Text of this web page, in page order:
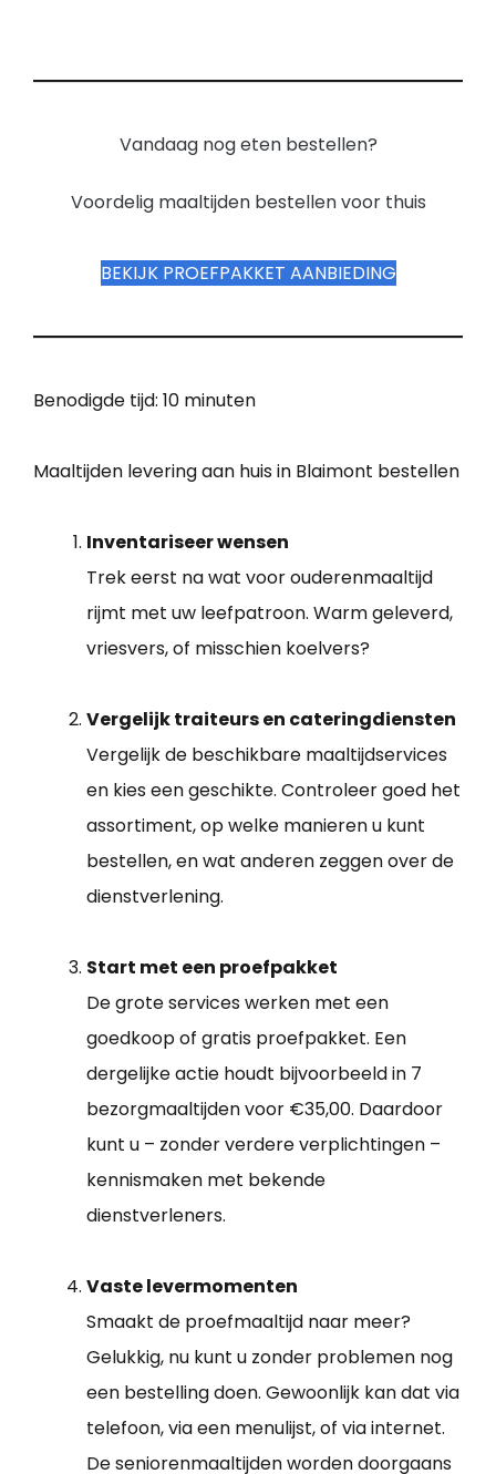
Vandaag nog eten bestellen?
Voordelig maaltijden bestellen voor thuis
BEKIJK PROEFPAKKET AANBIEDING
Benodigde tijd: 10 minuten
Maaltijden levering aan huis in Blaimont bestellen
Inventariseer wensen
Trek eerst na wat voor ouderenmaaltijd
rijmt met uw leefpatroon. Warm geleverd,
vriesvers, of misschien koelvers?
Vergelijk traiteurs en cateringdiensten
Vergelijk de beschikbare maaltijdservices
en kies een geschikte. Controleer goed het
assortiment, op welke manieren u kunt
bestellen, en wat anderen zeggen over de
dienstverlening.
Start met een proefpakket
De grote services werken met een
goedkoop of gratis proefpakket. Een
dergelijke actie houdt bijvoorbeeld in 7
bezorgmaaltijden voor €35,00. Daardoor
kunt u – zonder verdere verplichtingen –
kennismaken met bekende
dienstverleners.
Vaste levermomenten
Smaakt de proefmaaltijd naar meer?
Gelukkig, nu kunt u zonder problemen nog
een bestelling doen. Gewoonlijk kan dat via
telefoon, via een menulijst, of via internet.
De seniorenmaaltijden worden doorgaans